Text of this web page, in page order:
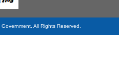
All Rights Reserved.